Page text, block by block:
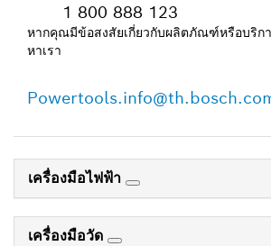
1 800 888 123
หากคุณมีข้อสงสัยเกี่ยวกับผลิตภัณฑ์หรือบริกา
หาเรา
เครื่องมือไฟฟ้า
เครื่องมือวัด